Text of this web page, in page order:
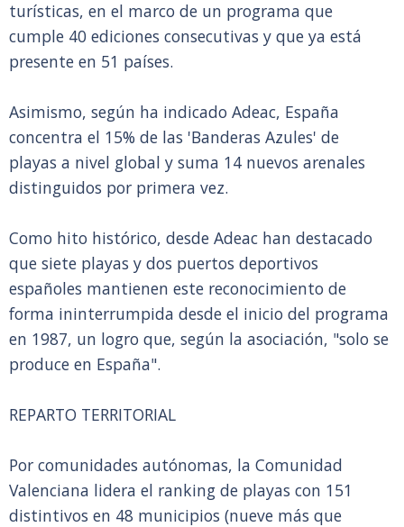
turísticas, en el marco de un programa que
cumple 40 ediciones consecutivas y que ya está
presente en 51 países.
Asimismo, según ha indicado Adeac, España
concentra el 15% de las 'Banderas Azules' de
playas a nivel global y suma 14 nuevos arenales
distinguidos por primera vez.
Como hito histórico, desde Adeac han destacado
que siete playas y dos puertos deportivos
españoles mantienen este reconocimiento de
forma ininterrumpida desde el inicio del programa
en 1987, un logro que, según la asociación, "solo se
produce en España".
REPARTO TERRITORIAL
Por comunidades autónomas, la Comunidad
Valenciana lidera el ranking de playas con 151
distintivos en 48 municipios (nueve más que